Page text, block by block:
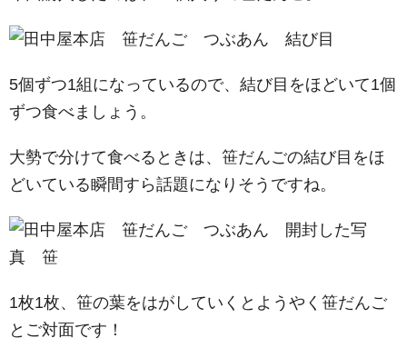
5個ずつ1組になっているので、結び目をほどいて1個
ずつ食べましょう。
大勢で分けて食べるときは、笹だんごの結び目をほ
どいている瞬間すら話題になりそうですね。
1枚1枚、笹の葉をはがしていくとようやく笹だんご
とご対面です！